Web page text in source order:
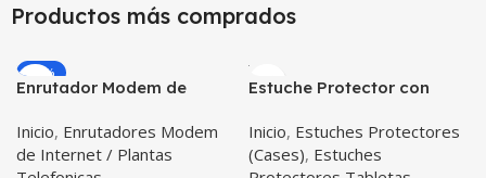
MARCA POWEST MARCA POWEST
Productos más comprados
-20%
Enrutador Modem de
Libre Todo Operador 4G
LTE SIMCARD
Inicio, Enrutadores Modem
de Internet / Plantas
Estuche Protector con
Tablet Samsung Galaxy
Tab A8 10.5 2021 – 2022
Inicio, Estuches Protectores
(Cases), Estuches